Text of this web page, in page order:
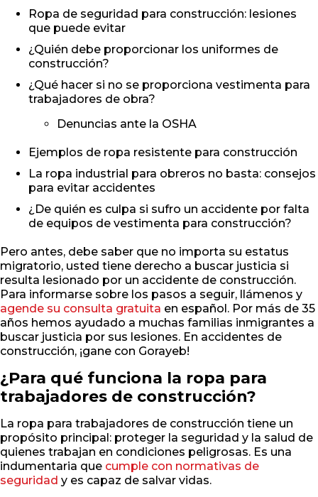
Ropa de seguridad para construcción: lesiones
que puede evitar
¿Quién debe proporcionar los uniformes de
construcción?
¿Qué hacer si no se proporciona vestimenta para
trabajadores de obra?
Denuncias ante la OSHA
Ejemplos de ropa resistente para construcción
La ropa industrial para obreros no basta: consejos
para evitar accidentes
¿De quién es culpa si sufro un accidente por falta
de equipos de vestimenta para construcción?
Pero antes, debe saber que no importa su estatus
migratorio, usted tiene derecho a buscar justicia si
resulta lesionado por un accidente de construcción.
Para informarse sobre los pasos a seguir, llámenos y
agende su consulta gratuita en español. Por más de 35
años hemos ayudado a muchas familias inmigrantes a
buscar justicia por sus lesiones. En accidentes de
construcción, ¡gane con Gorayeb!
¿Para qué funciona la ropa para
trabajadores de construcción?
La ropa para trabajadores de construcción tiene un
propósito principal: proteger la seguridad y la salud de
quienes trabajan en condiciones peligrosas. Es una
indumentaria que cumple con normativas de
seguridad y es capaz de salvar vidas.